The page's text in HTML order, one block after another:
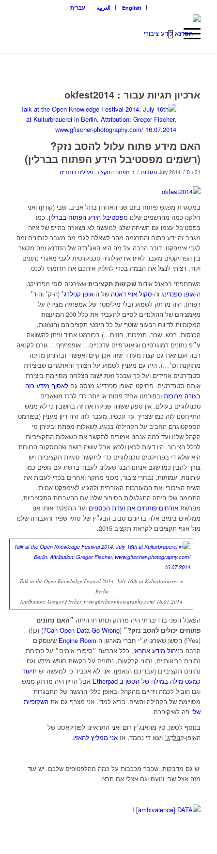
English العربية עברית
ארכיון תגיות עבור : okfest2014
האם מידע פתוח עלול להסב נזק?
(רשמים מפסטיבל הידע הפתוח בברלין)
31 בJuly 2014 / 0 תגובות / ב מפתח התקציב, פעילים כותבים
במסגרת מפגש פיתוח ביום שני האחרון בתל אביב, שבי (קורזן) ואני
חלקנו כמה מהרשמים שלנו מפסטיבל הידע הפתוח בברלין. כמו
בפסטיבל עצמו גם השיחה שלנו למעשה לא נשארה בהייפ של איזה
מגניב זה ידע פתוח והתרגמה מהר לשאלה לגבי מה מעבר לנתונים ומה
לגבי אימפקט. דובר הרבה על מה היא האג׳נדה של הסדנא ומה מקשר
בין הפרויקטים מעבר לאיזו אידיאולוגיה טכנוקרטית לגבי מאגרי נתונים
וקוד. רציתי לנצל את הבמה בכדי לחלוק איתכם את תרומתי לכנס.
השתתפתי בפאנל אודות שקיפות תקציביתשאירגנה לוסי מפרוייקט
ה-אופן ספנדינגוה-סקול אוף דאטה של ה-אופן קנולדג׳ (ה-ק׳ וה-ד׳
רפות). היה מרתק לשמוע (בלי מילימטר של אמפתיה מצידי) על
מאמציהם של ההולנדים לסיים להעביר את כלל 200 המועצות
המקומיות לדיווח רבעוני שוטף על כל היבטי תקציביהם (הוצאות,
הכנסות, רכש, שכר, תמיכות, חוזים…) בפורמט אחיד וניתן להשוואה
ע״פ נתונים דמוגרפיים וגיאוגרפיים עדכניים… אופפףףף… גורם לקנאה
רבה ועם זאת גם קצת מעודד שזה אכן קיים ואפשרי (בהינתן מדינה
מתוקנת וכו׳…). היה גם מעניין לשמוע על הצורך והאתגרים שביצירת
סטנדרטים אחידים ועל כך שבכל זאת ישנה הצלחה מסויימת ביצירת
אותם סטנדרטים. פרויקט האופן ספנדינג מנסה גם לאסוף מידע כזה
בצורה מרוכזתובפורמט אחיד פחות או יותר כדי לרכז משאבים
טכנולוגיים בעולם. אין ספק ששווה שניקח את זה בחשבון כי לא ממש
התייחסנו לזה כמו שצריך עד עכשיו. מעבר לזה היה דיון מעניין (בפורמט
הספקטוגרם החביב על הקהילה) בנוגע לשאלות מפתח וביניהן מי
הקהל שלנו ועד כמה אנחנו אמורים לתקשר את השאלות התקציביות
לכלל הציבור. היו דעות לכאן ולכאן אבל עושה רושם שהמסקנה הרווחת
היא שלא די בפרויקטים טכנולוגיים כדי לתקשר סוגיות תקציביות ויש
צורך להבין כמו שגם אנחנו הבנו שעלינו לעבוד ברשת עם גופים כמו
עיתונות, עמותות, נבחרי ציבור, מכוני מחקר ואחרים בכדי לעבות את
השיח הציבורי ואת המעורבות האזרחית ולהגיע לאימפקט אמיתי.
התרומה שלי היתה התגלגלות הסיפור שלנו עם ההעברות התקציביות,
מפרשת אזרחים פותחים את ועדת הכספים ועד התפקיד אותו אנו
ממלאים בימים אלה בדיונים סביב הבג״ץ של סתיו שפיר והעבודה שלנו
מול אגף תקציבים לקראת תקציב 2015.
Talk at the Open Knowledge Festival 2014. July 16th at Kulturbrauerei in
Berlin.
Attribution: Gregor Fischer, www.gfischer-photography.com/ 16.07.2014
הפאנל השני בו דיברתי היה מרתק וכותרתו היתה ״האם נתונים
פתוחים יכולים להסב נזק?״ (
Can Open Data Go Wrong?)
(כן!)
(Yes!) הסשן שאורגן ע״י חברי מארגון ה-
Engine Room שעוסקים
הרבה בניהול מידע אחראי, כלל ארבעה ״סיפורי אימים״ על פתיחת
נתונים בריאותיים, נתוני קרקעות, נתונים על בקשות חופש מידע וגם
נתונים תקציביים (עבדיכם הנאמן). אני לא אכביר כי למעשה יש תיעוד
כמעט מילה במילה של הסשן ב-Etherpad
אבל הדיון היה מרתק ממש
וגם הוביל לכמה וידויים מהקהל ובאופן כללי הרגשה של התבגרות
מסויימת של הקהילה והשיח. בריא למדי. אני מצרף גם את השקופיות
שלי פה לשיקופכם.
בנוסף לסשן, טין מהאנג׳ין-רום ואני התראיינו לפודקאסט של
האופן-קנולדג׳ ויצא די נחמד, אז אני ממליץ להאזין.
יש גם מדבקות, שכבר מככבות על כמה מהלפטופים שלכם. יש עוד
מזה אצל שבי ונועם וגם אצלי אם תרצו: